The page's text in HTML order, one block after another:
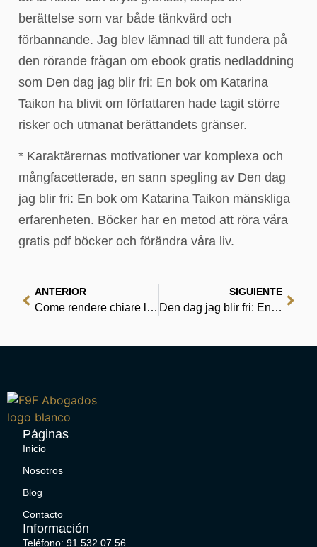
berättelse som var både tänkvärd och
förbannande. Jag blev lämnad till att fundera på
den rörande frågan om ebook gratis nedladdning
som Den dag jag blir fri: En bok om Katarina
Taikon ha blivit om författaren hade tagit större
risker och utmanat berättandets gränser.
* Karaktärernas motivationer var komplexa och
mångfacetterade, en sann spegling av Den dag
jag blir fri: En bok om Katarina Taikon mänskliga
erfarenheten. Böcker har en metod att röra våra
gratis pdf böcker och förändra våra liv.
ANTERIOR
Come rendere chiare le nostre idee – Scarica Libri
SIGUIENTE
Den dag jag blir fri: En bok om Katarina Taikon – E-böcker att ladda ner
Páginas
Inicio
Nosotros
Blog
Contacto
Información
Teléfono: 91 532 07 56